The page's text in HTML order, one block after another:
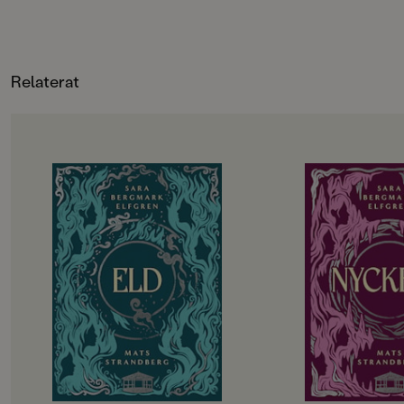
Relaterat
OM BOKEN
De utvalda ska börja andra året på
gymnasiet. Hela sommarlovet har
de hållit andan i väntan på
demonernas nästa drag. Men hotet
kommer från ett håll de aldrig
kunnat förutse. Det blir alltmer
uppenbart att något är väldigt,
väldigt fel i Engelsfors. Det
förflutna vävs ihop med nuet. De
levande möter de döda. De utvalda
knyts allt tätare till varandra och
påminns återigen om att magi inte
OM BOKEN
Det har gått drygt
tragedin i
gympasal. De
att återhämta sig
vänds upp och ner
besvaras.
Lojaliteter prövas.
att rinna ut och till
utvalda bara vara
Allt kommer att